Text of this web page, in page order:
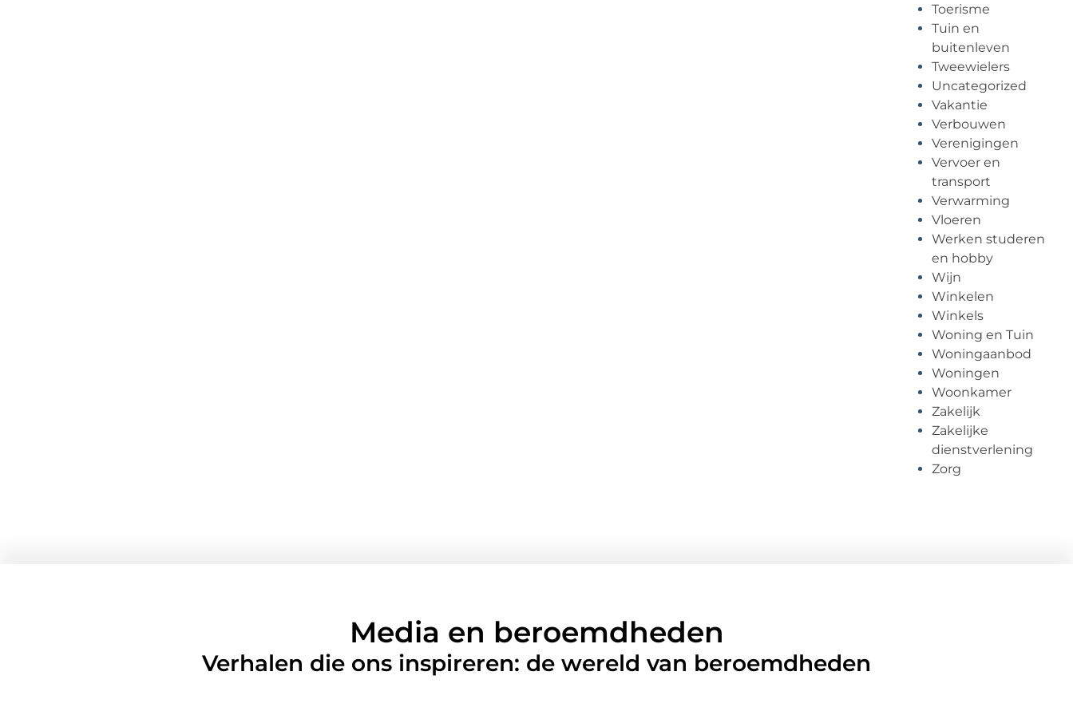
Toerisme
Tuin en
buitenleven
Tweewielers
Uncategorized
Vakantie
Verbouwen
Verenigingen
Vervoer en
transport
Verwarming
Vloeren
Werken studeren
en hobby
Wijn
Winkelen
Winkels
Woning en Tuin
Woningaanbod
Woningen
Woonkamer
Zakelijk
Zakelijke
dienstverlening
Zorg
Media en beroemdheden
Verhalen die ons inspireren: de wereld van beroemdheden